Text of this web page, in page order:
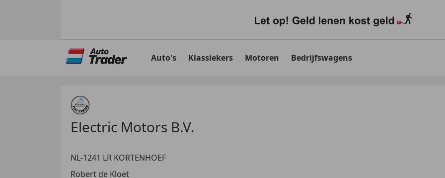
Auto's Klassiekers Motoren Bedrijfswagens
Electric Motors B.V.
NL-1241 LR KORTENHOEF
Robert de Kloet